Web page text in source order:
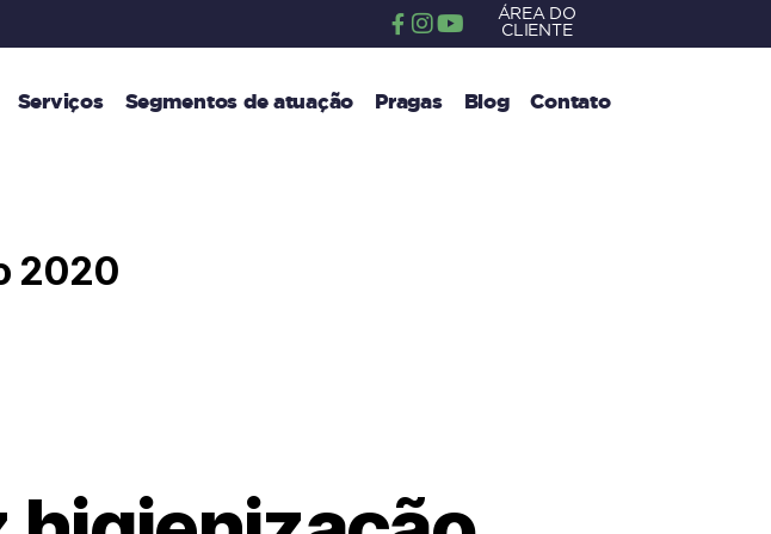
ÁREA DO
CLIENTE
Serviços Segmentos de atuação Pragas Blog Contato
2020